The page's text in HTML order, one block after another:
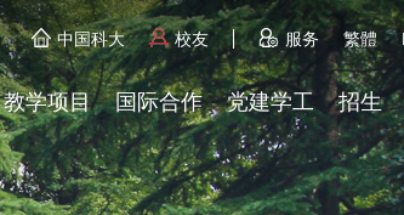
中国科大 校友 服务 繁體
教学项目 国际合作 党建学工 招生